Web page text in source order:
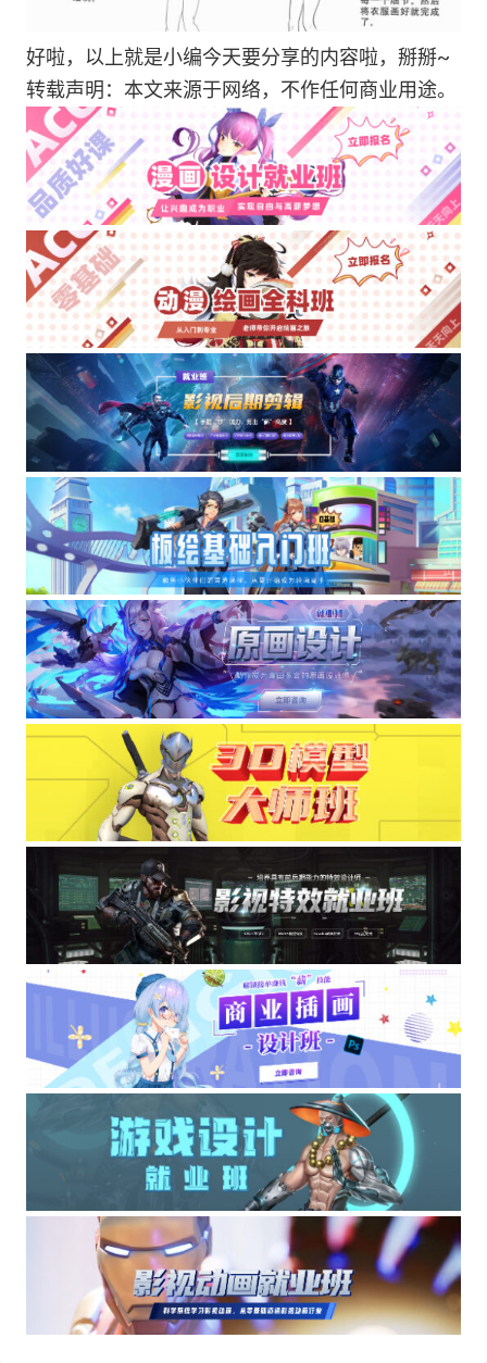
好啦，以上就是小编今天要分享的内容啦，掰掰~
转载声明：本文来源于网络，不作任何商业用途。